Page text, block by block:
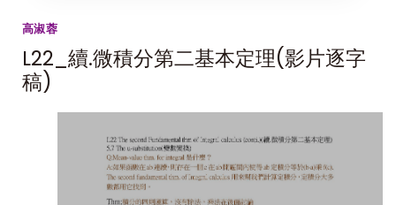
高淑蓉
L22_續.微積分第二基本定理(影片逐字
稿)